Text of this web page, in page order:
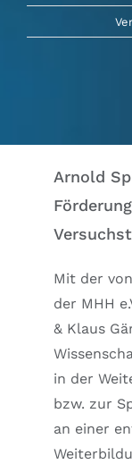
Kontakt
Arnold
Mit der
der MHH
& Klaus
in der
bzw. zur
an einer